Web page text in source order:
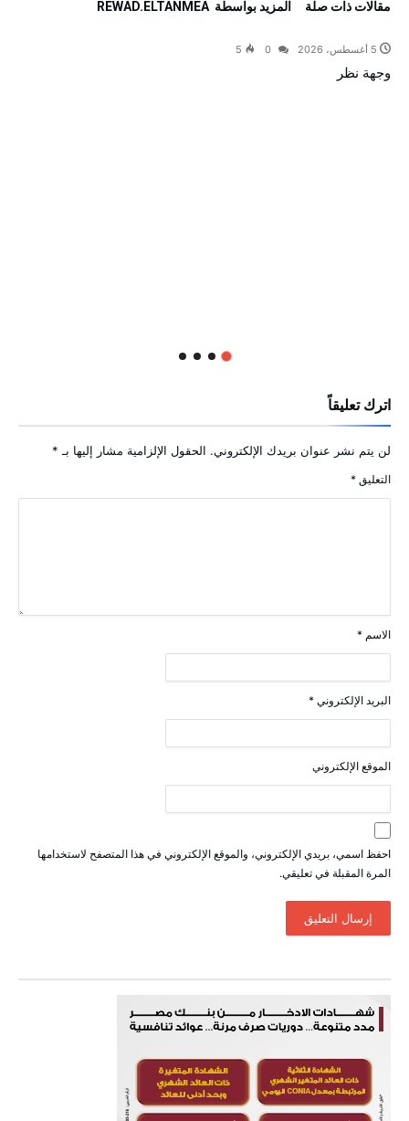
‫مقالات ذات صلة‬ ‫‫المزيد بواسطة‬ ‬ REWAD.ELTANMEA
5 أغسطس، 2026 5
وجهة نظر
اترك تعليقاً
لن يتم نشر عنوان بريدك الإلكتروني. الحقول الإلزامية مشار إليها بـ *
التعليق *
الاسم *
البريد الإلكتروني *
الموقع الإلكتروني
احفظ اسمي، بريدي الإلكتروني، والموقع الإلكتروني في هذا المتصفح لاستخدامها
المرة المقبلة في تعليقي.